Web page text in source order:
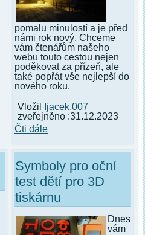
pomalu minulostí a je před
námi rok nový. Chceme
vám čtenářům našeho
webu touto cestou nejen
poděkovat za přízeň, ale
také popřát vše nejlepší do
nového roku.
Vložil
Ijacek.007
zveřejněno :31.12.2023
Čti dále
Symboly pro oční
test dětí pro 3D
tiskárnu
Dnes
vám